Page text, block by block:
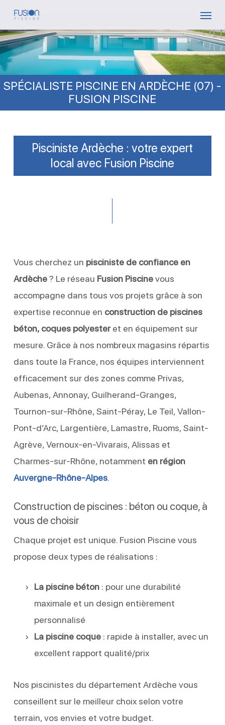
Skip
main
content
SPÉCIALISTE PISCINE EN ARDÈCHE (07) -
FUSION PISCINE
Pisciniste Ardèche : votre expert
local avec Fusion Piscine
Vous cherchez un pisciniste de confiance en
Ardèche? Le réseau Fusion Piscinevous
accompagne dans tous vos projets grâce à son
expertise reconnue en construction de piscines
béton, coques polyesteret en équipement sur
mesure. Grâce à nos nombreux magasins répartis
dans toute la France, nos équipes interviennent
efficacement sur des zones comme Privas,
Aubenas, Annonay, Guilherand-Granges,
Tournon-sur-Rhône, Saint-Péray, Le Teil, Vallon-
Pont-d’Arc, Largentière, Lamastre, Ruoms, Saint-
Agrève, Vernoux-en-Vivarais, Alissas et
Charmes-sur-Rhône, notamment en région
Auvergne-Rhône-Alpes.
Construction de piscines : béton ou coque, à
vous de choisir
Chaque projet est unique. Fusion Piscine vous
propose deux types de réalisations :
La piscine béton: pour une durabilité
maximale et un design entièrement
personnalisé
La piscine coque: rapide à installer, avec un
excellent rapport qualité/prix
Nos piscinistes du département Ardèche vous
conseillent sur le meilleur choix selon votre
terrain, vos envies et votre budget.